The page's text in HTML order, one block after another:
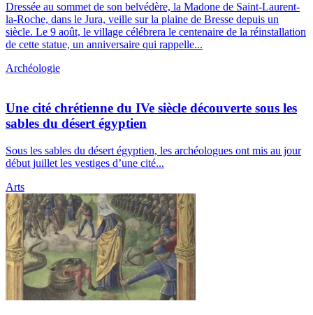
Dressée au sommet de son belvédère, la Madone de Saint-Laurent-
la-Roche, dans le Jura, veille sur la plaine de Bresse depuis un
siècle. Le 9 août, le village célébrera le centenaire de la réinstallation
de cette statue, un anniversaire qui rappelle...
Archéologie
Une cité chrétienne du IVe siècle découverte sous les
sables du désert égyptien
Sous les sables du désert égyptien, les archéologues ont mis au jour
début juillet les vestiges d’une cité...
Arts